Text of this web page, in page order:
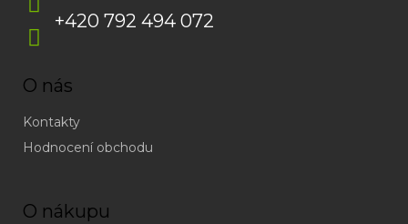
+420 792 494 072
O nás
Kontakty
Hodnocení obchodu
O nákupu